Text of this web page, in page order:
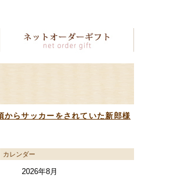
からサッカーをされていた新郎様
カレンダー
2026年8月